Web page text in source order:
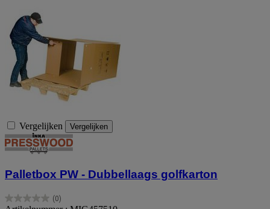
Vergelijken Vergelijken
Palletbox PW - Dubbellaags golfkarton
(0)
0.0